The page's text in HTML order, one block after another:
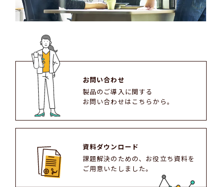
お問い合わせ
製品のご導入に関する
お問い合わせはこちらから。
資料ダウンロード
課題解決のための、お役立ち資料を
ご用意いたしました。